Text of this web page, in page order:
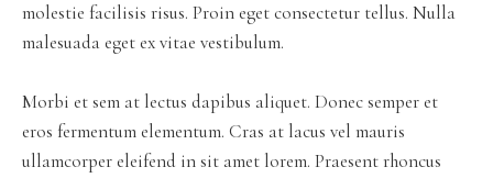
molestie facilisis risus. Proin eget consectetur tellus. Nulla
malesuada eget ex vitae vestibulum.
Morbi et sem at lectus dapibus aliquet. Donec semper et
eros fermentum elementum. Cras at lacus vel mauris
ullamcorper eleifend in sit amet lorem. Praesent rhoncus